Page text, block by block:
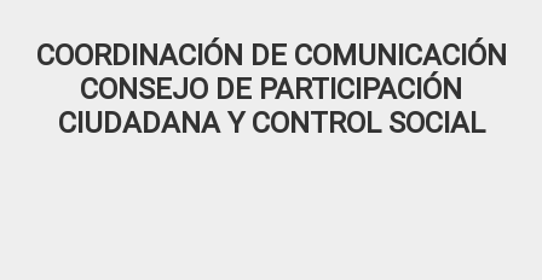
COORDINACIÓN DE COMUNICACIÓN
CONSEJO DE PARTICIPACIÓN
CIUDADANA Y CONTROL SOCIAL